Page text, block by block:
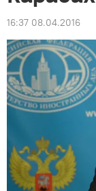
16:37 08.04.2016